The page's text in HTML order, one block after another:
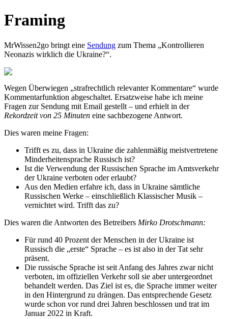
Framing
MrWissen2go bringt eine Sendung zum Thema „Kontrollieren
Neonazis wirklich die Ukraine?“.
Wegen Überwiegen „strafrechtlich relevanter Kommentare“ wurde
Kommentarfunktion abgeschaltet. Ersatzweise habe ich meine
Fragen zur Sendung mit Email gestellt – und erhielt in der
Rekordzeit von 25 Minuten eine sachbezogene Antwort.
Dies waren meine Fragen:
Trifft es zu, dass in Ukraine die zahlenmäßig meistvertretene
Minderheitensprache Russisch ist?
Ist die Verwendung der Russischen Sprache im Amtsverkehr
der Ukraine verboten oder erlaubt?
Aus den Medien erfahre ich, dass in Ukraine sämtliche
Russischen Werke – einschließlich Klassischer Musik –
vernichtet wird. Trifft das zu?
Dies waren die Antworten des Betreibers Mirko Drotschmann:
Für rund 40 Prozent der Menschen in der Ukraine ist
Russisch die „erste“ Sprache – es ist also in der Tat sehr
präsent.
Die russische Sprache ist seit Anfang des Jahres zwar nicht
verboten, im offiziellen Verkehr soll sie aber untergeordnet
behandelt werden. Das Ziel ist es, die Sprache immer weiter
in den Hintergrund zu drängen. Das entsprechende Gesetz
wurde schon vor rund drei Jahren beschlossen und trat im
Januar 2022 in Kraft.